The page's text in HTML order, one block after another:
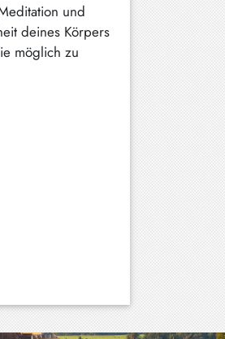
und
deines Körpers
möglich zu